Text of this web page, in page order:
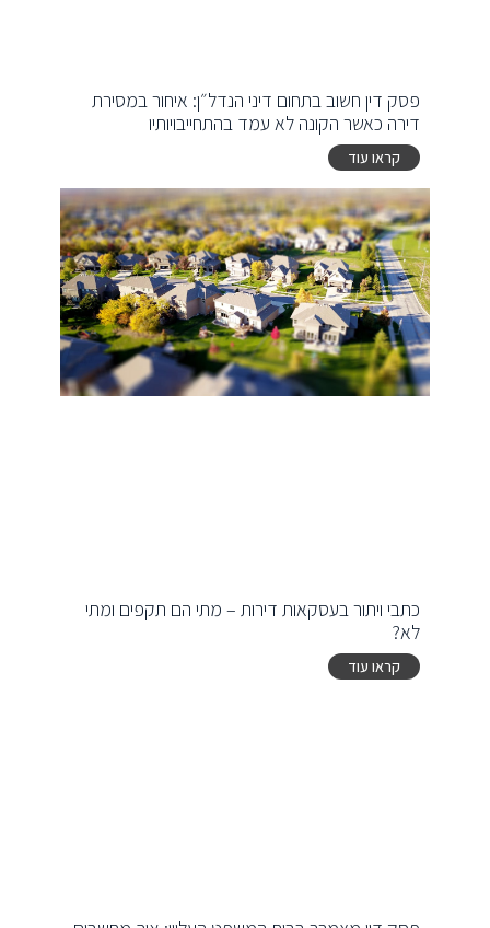
פסק דין חשוב בתחום דיני הנדל״ן: איחור במסירת
דירה כאשר הקונה לא עמד בהתחייבויותיו
קראו עוד
כתבי ויתור בעסקאות דירות – מתי הם תקפים ומתי
לא?
קראו עוד